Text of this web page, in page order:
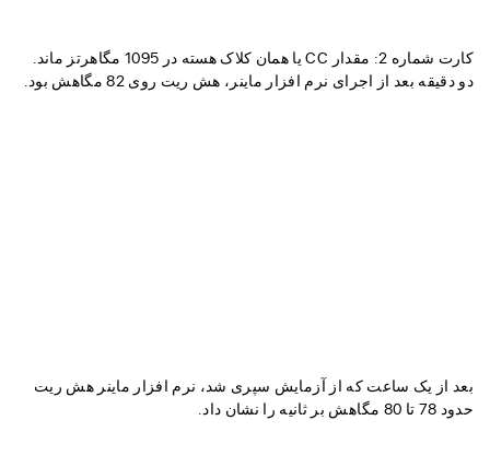
کارت شماره 2: مقدار CC یا همان کلاک هسته در 1095 مگاهرتز ماند.
دو دقیقه بعد از اجرای نرم افزار ماینر، هش ریت روی 82 مگاهش بود.
بعد از یک ساعت که از آزمایش سپری شد، نرم افزار ماینر هش ریت
حدود 78 تا 80 مگاهش بر ثانیه را نشان داد.